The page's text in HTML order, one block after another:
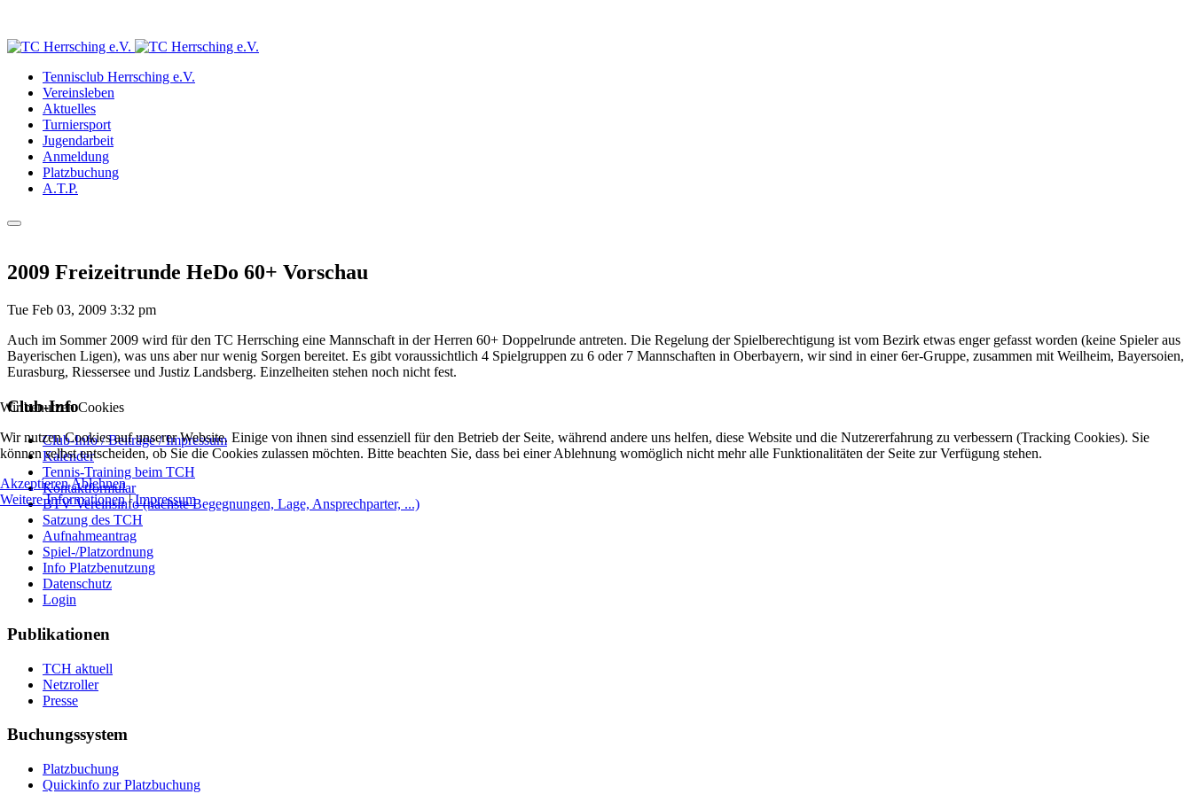
Tennisclub Herrsching e.V.
Vereinsleben
Aktuelles
Turniersport
Jugendarbeit
Anmeldung
Platzbuchung
A.T.P.
2009 Freizeitrunde HeDo 60+ Vorschau
Tue Feb 03, 2009 3:32 pm
Auch im Sommer 2009 wird für den TC Herrsching eine Mannschaft in der Herren 60+ Doppelrunde antreten. Die Regelung der Spielberechtigung ist vom Bezirk etwas enger gefasst worden (keine Spieler aus
Bayerischen Ligen), was uns aber nur wenig Sorgen bereitet. Es gibt voraussichtlich 4 Spielgruppen zu 6 oder 7 Mannschaften in Oberbayern, wir sind in einer 6er-Gruppe, zusammen mit Weilheim, Bayersoien,
Eurasburg, Riessersee und Justiz Landsberg. Einzelheiten stehen noch nicht fest.
Club-Info
Club-Info / Beiträge / Impressum
Kalender
Tennis-Training beim TCH
Kontaktformular
BTV-Vereinsinfo (nächste Begegnungen, Lage, Ansprechparter, ...)
Satzung des TCH
Aufnahmeantrag
Spiel-/Platzordnung
Info Platzbenutzung
Datenschutz
Login
Publikationen
TCH aktuell
Netzroller
Presse
Buchungssystem
Platzbuchung
Quickinfo zur Platzbuchung
Wir benutzen Cookies
Wir nutzen Cookies auf unserer Website. Einige von ihnen sind essenziell für den Betrieb der Seite, während andere uns helfen, diese Website und die Nutzererfahrung zu verbessern (Tracking Cookies). Sie
können selbst entscheiden, ob Sie die Cookies zulassen möchten. Bitte beachten Sie, dass bei einer Ablehnung womöglich nicht mehr alle Funktionalitäten der Seite zur Verfügung stehen.
AkzeptierenAblehnen
Weitere Informationen|Impressum